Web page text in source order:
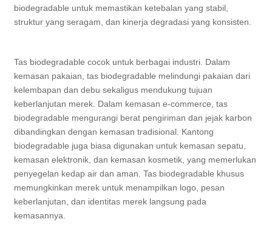
biodegradable untuk memastikan ketebalan yang stabil,
struktur yang seragam, dan kinerja degradasi yang konsisten.
Tas biodegradable cocok untuk berbagai industri. Dalam
kemasan pakaian, tas biodegradable melindungi pakaian dari
kelembapan dan debu sekaligus mendukung tujuan
keberlanjutan merek. Dalam kemasan e-commerce, tas
biodegradable mengurangi berat pengiriman dan jejak karbon
dibandingkan dengan kemasan tradisional. Kantong
biodegradable juga biasa digunakan untuk kemasan sepatu,
kemasan elektronik, dan kemasan kosmetik, yang memerlukan
penyegelan kedap air dan aman. Tas biodegradable khusus
memungkinkan merek untuk menampilkan logo, pesan
keberlanjutan, dan identitas merek langsung pada
kemasannya.